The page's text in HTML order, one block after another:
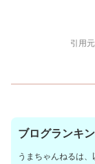
引用元
ブログランキ
うまちゃんねるは、